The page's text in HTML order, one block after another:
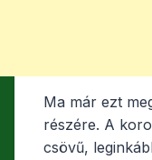
Ma már ezt
részére. A
csövű,